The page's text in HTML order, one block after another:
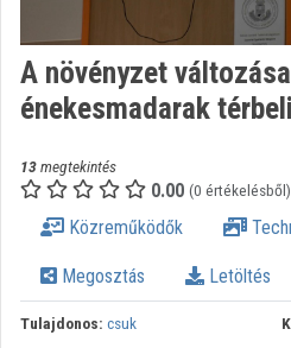
Intézményi kezdőlap
Bejelentkezés
Kategóriák
Intézményi listák
Intézmények
Közreműködők
A növényzet
énekesmadarak
13megtekintés
0.00 (0 értékelésből)
Közreműködők
Megosztás Letöltés
Tulajdonos: csuk